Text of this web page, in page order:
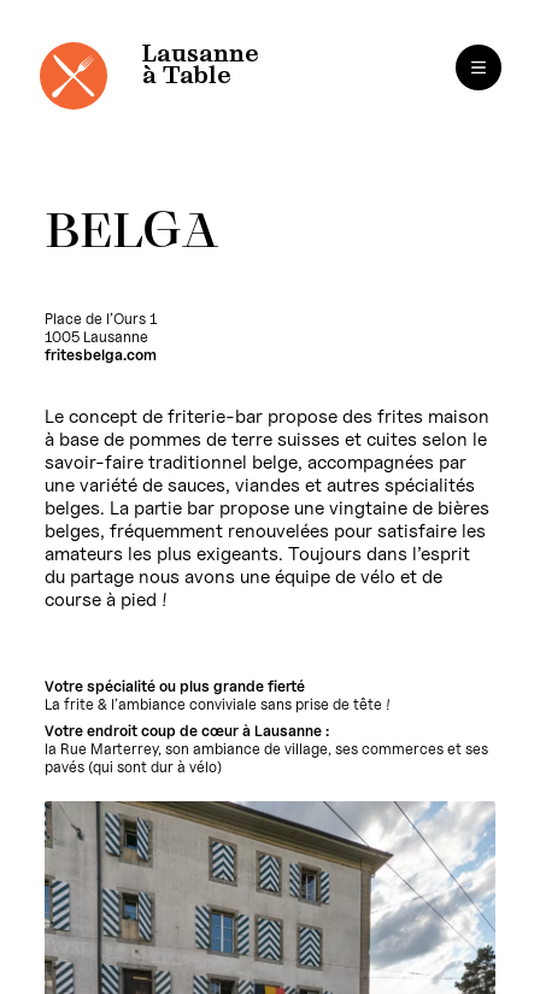
Lausanne
à Table
BELGA
Place de l’Ours 1
1005 Lausanne
fritesbelga.com
Le concept de friterie-bar propose des frites maison
à base de pommes de terre suisses et cuites selon le
savoir-faire traditionnel belge, accompagnées par
une variété de sauces, viandes et autres spécialités
belges. La partie bar propose une vingtaine de bières
belges, fréquemment renouvelées pour satisfaire les
amateurs les plus exigeants. Toujours dans l’esprit
du partage nous avons une équipe de vélo et de
course à pied !
Votre spécialité ou plus grande fierté
La frite & l’ambiance conviviale sans prise de tête !
Votre endroit coup de cœur à Lausanne :
la Rue Marterrey, son ambiance de village, ses commerces et ses
pavés (qui sont dur à vélo)